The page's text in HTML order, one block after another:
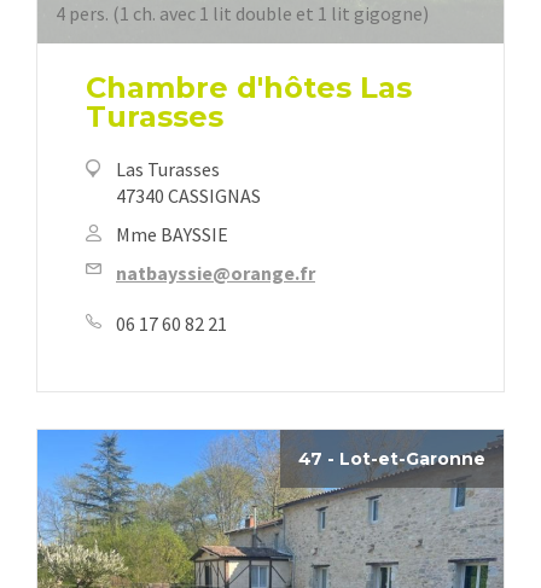
4 pers. (1 ch. avec 1 lit double et 1 lit gigogne)
Chambre d'hôtes Las
Turasses
Las Turasses
47340 CASSIGNAS
Mme BAYSSIE
natbayssie@orange.fr
06 17 60 82 21
47 - Lot-et-Garonne